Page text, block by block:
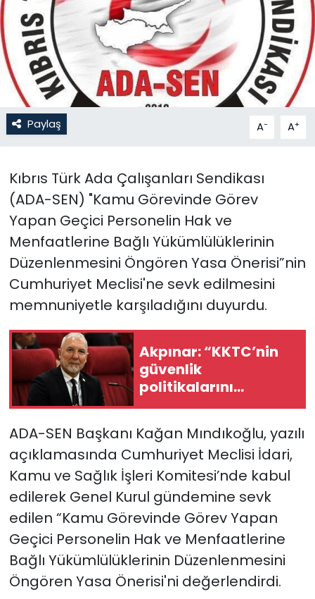
Paylaş A- A+
Kıbrıs Türk Ada Çalışanları Sendikası
(ADA-SEN) "Kamu Görevinde Görev
Yapan Geçici Personelin Hak ve
Menfaatlerine Bağlı Yükümlülüklerinin
Düzenlenmesini Öngören Yasa Önerisi”nin
Cumhuriyet Meclisi'ne sevk edilmesini
memnuniyetle karşıladığını duyurdu.
Akpınar: “KKTC’nin
güvenlik
politikalarını
bütüncül bir
değerlendirmesi
gerekiyor”
ADA-SEN Başkanı Kağan Mındıkoğlu,yazılı
açıklamasında Cumhuriyet Meclisi İdari,
Kamu ve Sağlık İşleri Komitesi’nde kabul
edilerek Genel Kurul gündemine sevk
edilen “Kamu Görevinde Görev Yapan
Geçici Personelin Hak ve Menfaatlerine
Bağlı Yükümlülüklerinin Düzenlenmesini
Öngören Yasa Önerisi'ni değerlendirdi.
Nöbetçi Eczaneler
Otomobil Dünyası
Politika
SAĞLIK
Teknoloji
TÜRKiYE
Video Galeri
YAŞAM
Yazarlar